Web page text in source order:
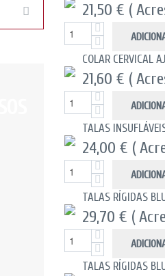
21,50 € (
COLAR CERVICAL
21,60 € (
TALAS
24,00 € (
TALAS RÍGIDAS
29,70 € (
TALAS RÍGIDAS